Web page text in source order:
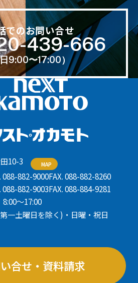
でのお問い合せ
439-666
9:00〜17:00）
10-3
MAP
088-882-9000FAX. 088-882-8260
088-882-9003FAX. 088-884-9281
8:00〜17:00
一土曜日を除く)・日曜・祝日
合せ・資料請求